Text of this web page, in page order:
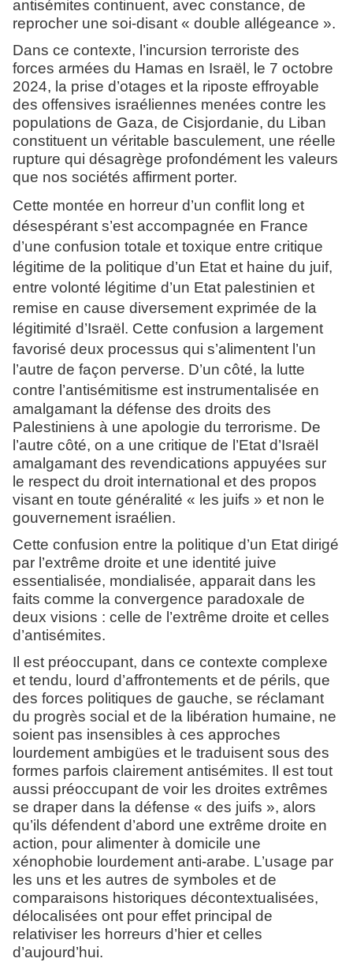
antisémites continuent, avec constance, de
reprocher une soi-disant « double allégeance ».
Dans ce contexte, l’incursion terroriste des
forces armées du Hamas en Israël, le 7 octobre
2024, la prise d’otages et la riposte effroyable
des offensives israéliennes menées contre les
populations de Gaza, de Cisjordanie, du Liban
constituent un véritable basculement, une réelle
rupture qui désagrège profondément les valeurs
que nos sociétés affirment porter.
Cette montée en horreur d’un conflit long et
désespérant s’est accompagnée en France
d’une confusion totale et toxique entre critique
légitime de la politique d’un Etat et haine du juif,
entre volonté légitime d’un Etat palestinien et
remise en cause diversement exprimée de la
légitimité d’Israël. Cette confusion a largement
favorisé deux processus qui s’alimentent l’un
l’autre de façon perverse. D’un côté, la lutte
contre l’antisémitisme est instrumentalisée en
amalgamant la défense des droits des
Palestiniens à une apologie du terrorisme. De
l’autre côté, on a une critique de l’Etat d’Israël
amalgamant des revendications appuyées sur
le respect du droit international et des propos
visant en toute généralité « les juifs » et non le
gouvernement israélien.
Cette confusion entre la politique d’un Etat dirigé
par l’extrême droite et une identité juive
essentialisée, mondialisée, apparait dans les
faits comme la convergence paradoxale de
deux visions : celle de l’extrême droite et celles
d’antisémites.
Il est préoccupant, dans ce contexte complexe
et tendu, lourd d’affrontements et de périls, que
des forces politiques de gauche, se réclamant
du progrès social et de la libération humaine, ne
soient pas insensibles à ces approches
lourdement ambigües et le traduisent sous des
formes parfois clairement antisémites. Il est tout
aussi préoccupant de voir les droites extrêmes
se draper dans la défense « des juifs », alors
qu’ils défendent d’abord une extrême droite en
action, pour alimenter à domicile une
xénophobie lourdement anti-arabe. L’usage par
les uns et les autres de symboles et de
comparaisons historiques décontextualisées,
délocalisées ont pour effet principal de
relativiser les horreurs d’hier et celles
d’aujourd’hui.